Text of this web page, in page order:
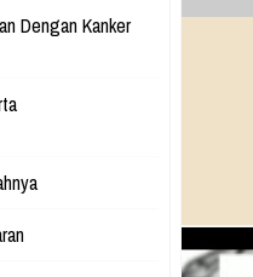
Dengan Kanker